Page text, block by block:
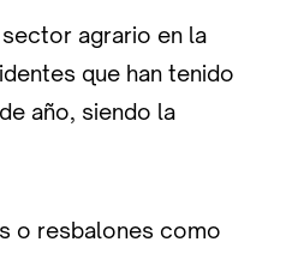
agrario en la
que han tenido
año, siendo la
o resbalones como